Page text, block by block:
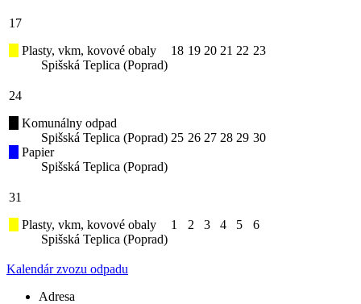
17
Plasty, vkm, kovové obaly
Spišská Teplica (Poprad)
18 19 20 21 22 23
24
Komunálny odpad
Spišská Teplica (Poprad)
Papier
Spišská Teplica (Poprad)
25 26 27 28 29 30
31
Plasty, vkm, kovové obaly
Spišská Teplica (Poprad)
1 2 3 4 5 6
Kalendár zvozu odpadu
Adresa